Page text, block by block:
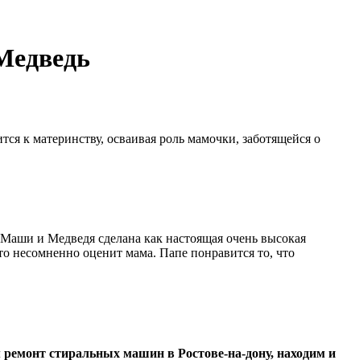
к материнству, осваивая роль мамочки, заботящейся о
и Медведя сделана как настоящая очень высокая
несомненно оценит мама. Папе понравится то, что
стиральных машин в Ростове-на-дону, находим и